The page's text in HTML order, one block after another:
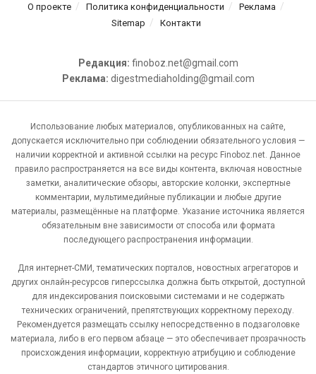
О проекте Политика конфиденциальности
Реклама
Sitemap
Контакти
Редакция: finoboz.net@gmail.com
Реклама: digestmediaholding@gmail.com
Использование любых материалов, опубликованных на сайте,
допускается исключительно при соблюдении обязательного условия —
наличии корректной и активной ссылки на ресурс Finoboz.net. Данное
правило распространяется на все виды контента, включая новостные
заметки, аналитические обзоры, авторские колонки, экспертные
комментарии, мультимедийные публикации и любые другие
материалы, размещённые на платформе. Указание источника является
обязательным вне зависимости от способа или формата
последующего распространения информации.
Для интернет-СМИ, тематических порталов, новостных агрегаторов и
других онлайн-ресурсов гиперссылка должна быть открытой, доступной
для индексирования поисковыми системами и не содержать
технических ограничений, препятствующих корректному переходу.
Рекомендуется размещать ссылку непосредственно в подзаголовке
материала, либо в его первом абзаце — это обеспечивает прозрачность
происхождения информации, корректную атрибуцию и соблюдение
стандартов этичного цитирования.